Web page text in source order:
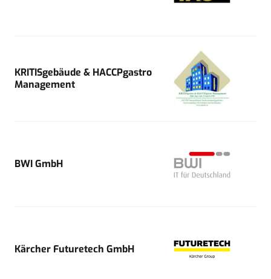
KRITISgebäude & HACCPgastro
Management
BWI GmbH
Kärcher Futuretech GmbH